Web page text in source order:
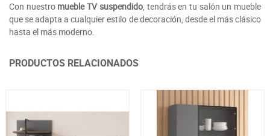
Con nuestro mueble TV suspendido, tendrás en tu salón un mueble
que se adapta a cualquier estilo de decoración, desde el más clásico
hasta el más moderno.
PRODUCTOS RELACIONADOS